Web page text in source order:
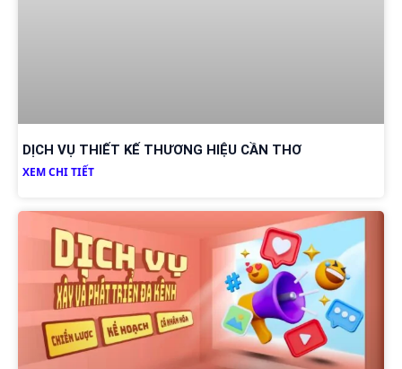
DỊCH VỤ THIẾT KẾ THƯƠNG HIỆU CẦN THƠ
XEM CHI TIẾT